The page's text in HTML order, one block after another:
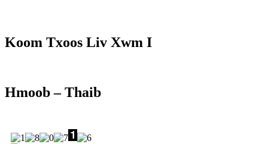
Koom Txoos Liv Xwm I
Hmoob – Thaib